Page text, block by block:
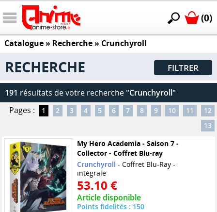
(0)
Catalogue» Recherche » Crunchyroll
RECHERCHE FILTRER
191 résultats de votre recherche "Crunchyroll"
Pages :
1 2 3 4 5 6 7 8 9 10 11
12
13
My Hero Academia - Saison 7 -
Collector - Coffret Blu-ray
Crunchyroll - Coffret Blu-Ray -
intégrale
53.10 €
Article disponible
Points fidelités : 150